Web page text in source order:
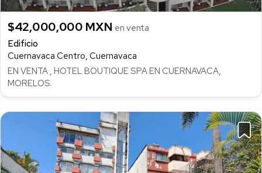
$42,000,000 MXN en venta
Edificio
Cuernavaca Centro, Cuernavaca
EN VENTA , HOTEL BOUTIQUE SPA EN CUERNAVACA,
MORELOS.